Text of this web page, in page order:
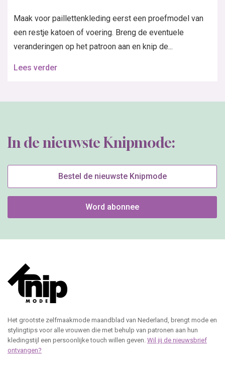
Maak voor paillettenkleding eerst een proefmodel van
een restje katoen of voering. Breng de eventuele
veranderingen op het patroon aan en knip de...
Lees verder
In de nieuwste Knipmode:
Bestel de nieuwste Knipmode
Word abonnee
Het grootste zelfmaakmode maandblad van Nederland, brengt mode en
stylingtips voor alle vrouwen die met behulp van patronen aan hun
kledingstijl een persoonlijke touch willen geven. Wil jij de nieuwsbrief
ontvangen?